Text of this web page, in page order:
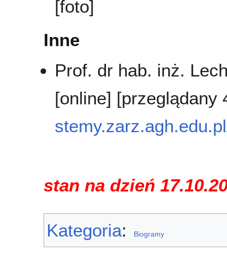
[foto]
Inne
Prof. dr hab. inż.
[online]
stan na dzień
Kategoria: Biogramy